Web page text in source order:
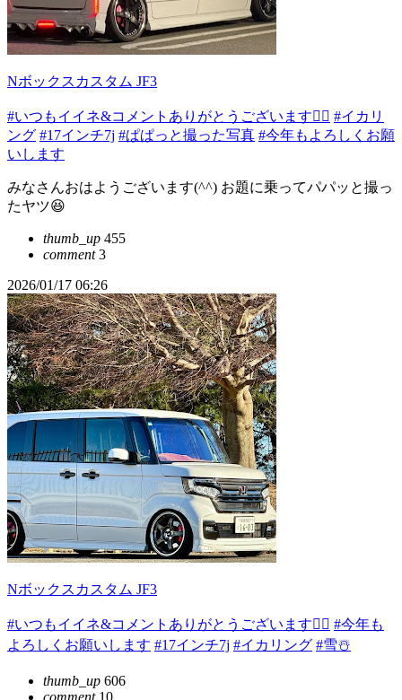
Nボックスカスタム JF3
#いつもイイネ&コメントありがとうございます🙇‍♂️ #イカリ
ング #17インチ7j #ぱぱっと撮った写真 #今年もよろしくお願
いします
みなさんおはようございます(^^) お題に乗ってパパッと撮っ
たヤツ😆
thumb_up 455
comment3
2026/01/17 06:26
Nボックスカスタム JF3
#いつもイイネ&コメントありがとうございます🙇‍♂️ #今年も
よろしくお願いします #17インチ7j #イカリング #雪☃️
thumb_up 606
comment10